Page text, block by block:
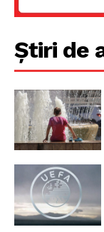
Știri de